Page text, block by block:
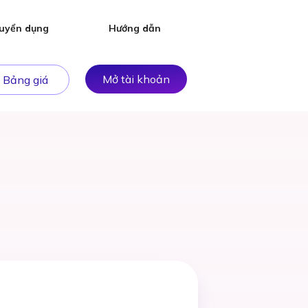
dụng Hướng dẫn
Bảng giá Mở tài khoản